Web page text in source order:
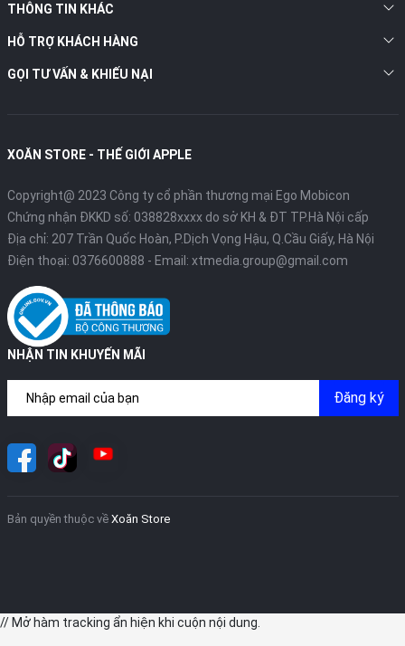
THÔNG TIN KHÁC
HỖ TRỢ KHÁCH HÀNG
GỌI TƯ VẤN & KHIẾU NẠI
XOĂN STORE - THẾ GIỚI APPLE
Copyright@ 2023 Công ty cổ phần thương mại Ego Mobicon
Chứng nhận ĐKKD số: 038828xxxx do sở KH & ĐT TP.Hà Nội cấp
Địa chỉ: 207 Trần Quốc Hoàn, P.Dịch Vọng Hậu, Q.Cầu Giấy, Hà Nội
Điện thoại: 0376600888 - Email: xtmedia.group@gmail.com
NHẬN TIN KHUYẾN MÃI
Đăng ký
Bản quyền thuộc về Xoăn Store
// Mở hàm tracking ẩn hiện khi cuộn nội dung.